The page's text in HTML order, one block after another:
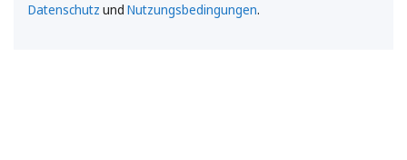
Datenschutz und Nutzungsbedingungen.